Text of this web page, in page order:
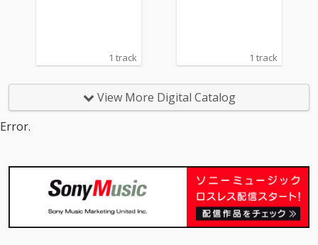
1 track 1 track
View More Digital Catalog
Error.